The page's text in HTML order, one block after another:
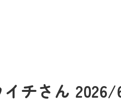
チさん